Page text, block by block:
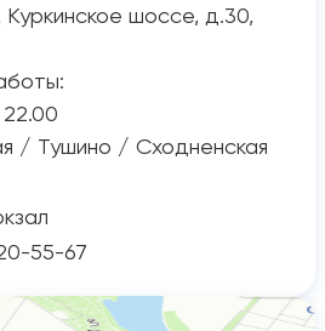
Куркинское шоссе, д.30,
/ Тушино / Сходненская
55-67